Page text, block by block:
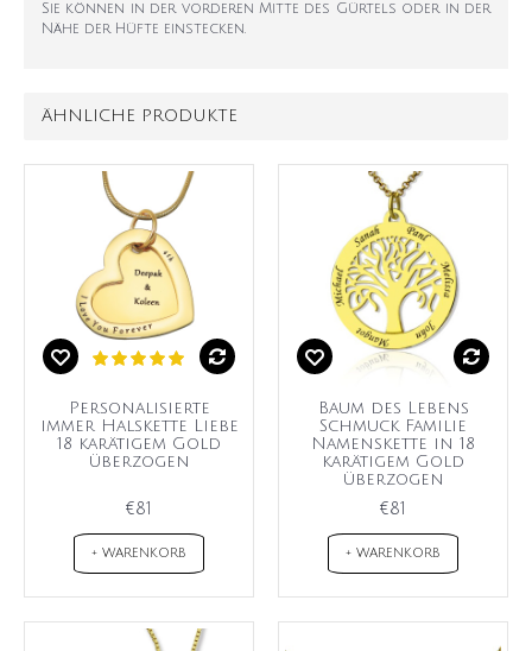
Sie können in der vorderen Mitte des Gürtels oder in der
Nähe der Hüfte einstecken.
ÄHNLICHE PRODUKTE
Personalisierte
immer Halskette Liebe
18 karätigem Gold
überzogen
€81
+ WARENKORB
Baum des Lebens
Schmuck Familie
Namenskette in 18
karätigem Gold
überzogen
€81
+ WARENKORB